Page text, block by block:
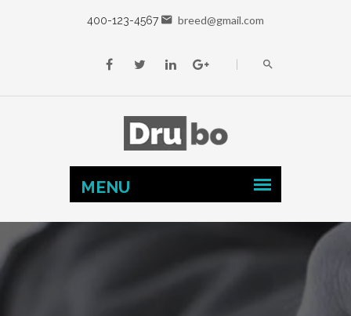
400-123-4567 breed@gmail.com